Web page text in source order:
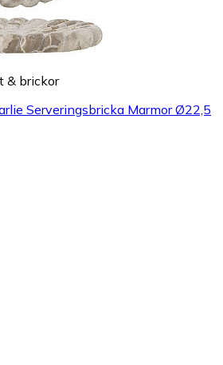
& brickor
Serveringsbricka Marmor Ø22,5